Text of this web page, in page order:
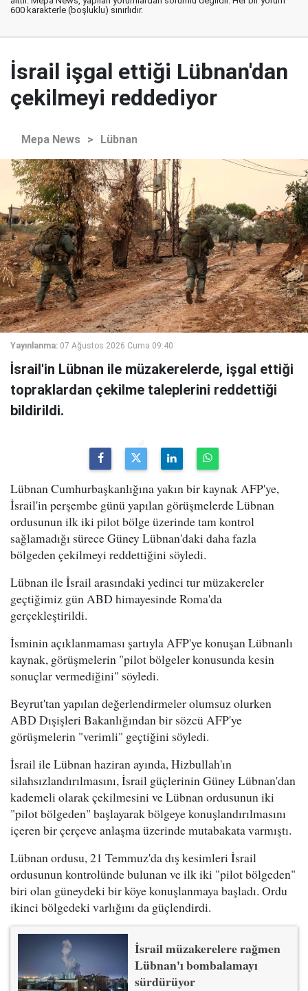
600 karakterle (boşluklu) sınırlıdır.
İsrail işgal ettiği Lübnan'dan
çekilmeyi reddediyor
Mepa News > Lübnan
Yayınlanma: 07 Ağustos 2026 Cuma 09:40
İsrail'in Lübnan ile müzakerelerde, işgal ettiği
topraklardan çekilme taleplerini reddettiği
bildirildi.
Lübnan Cumhurbaşkanlığına yakın bir kaynak AFP'ye,
İsrail'in perşembe günü yapılan görüşmelerde Lübnan
ordusunun ilk iki pilot bölge üzerinde tam kontrol
sağlamadığı sürece Güney Lübnan'daki daha fazla
bölgeden çekilmeyi reddettiğini söyledi.
Lübnan ile İsrail arasındaki yedinci tur müzakereler
geçtiğimiz gün ABD himayesinde Roma'da
gerçekleştirildi.
İsminin açıklanmaması şartıyla AFP'ye konuşan Lübnanlı
kaynak, görüşmelerin "pilot bölgeler konusunda kesin
sonuçlar vermediğini" söyledi.
Beyrut'tan yapılan değerlendirmeler olumsuz olurken
ABD Dışişleri Bakanlığından bir sözcü AFP'ye
görüşmelerin "verimli" geçtiğini söyledi.
İsrail ile Lübnan haziran ayında, Hizbullah'ın
silahsızlandırılmasını, İsrail güçlerinin Güney Lübnan'dan
kademeli olarak çekilmesini ve Lübnan ordusunun iki
"pilot bölgeden" başlayarak bölgeye konuşlandırılmasını
içeren bir çerçeve anlaşma üzerinde mutabakata varmıştı.
Lübnan ordusu, 21 Temmuz'da dış kesimleri İsrail
ordusunun kontrolünde bulunan ve ilk iki "pilot bölgeden"
biri olan güneydeki bir köye konuşlanmaya başladı. Ordu
ikinci bölgedeki varlığını da güçlendirdi.
İsrail müzakerelere rağmen
Lübnan'ı bombalamayı
sürdürüyor